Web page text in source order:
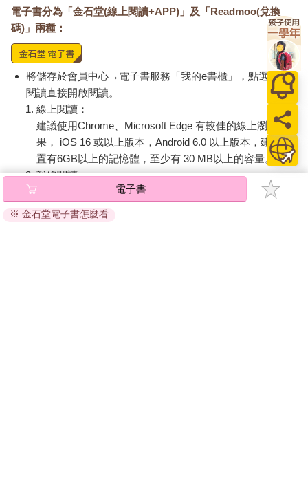
電子書分為「金石堂(線上閱讀+APP)」及「Readmoo(兌換
碼)」兩種：
將儲存於會員中心→電子書服務「我的e書櫃」，點選線上
閱讀直接開啟閱讀。
線上閱讀：
建議使用Chrome、Microsoft Edge 有較佳的線上瀏覽效
果， iOS 16 或以上版本，Android 6.0 以上版本，建議裝
置有6GB以上的記憶體，至少有 30 MB以上的容量。
離線閱讀：
Android
安裝電子書APP後，請依照提示登入「會員中心」→「我
電子書
※ 金石堂電子書怎麼看